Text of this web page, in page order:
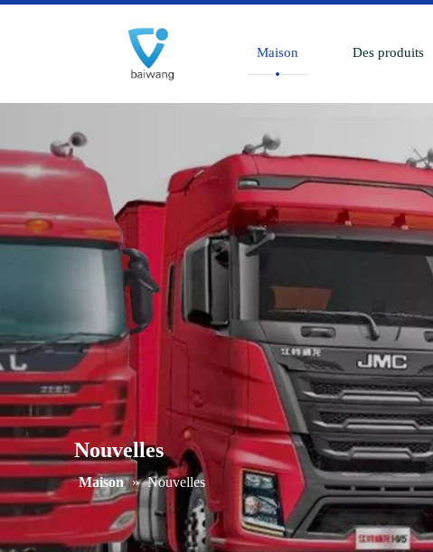
Maison Des produits
Nouvelles
Maison » Nouvelles